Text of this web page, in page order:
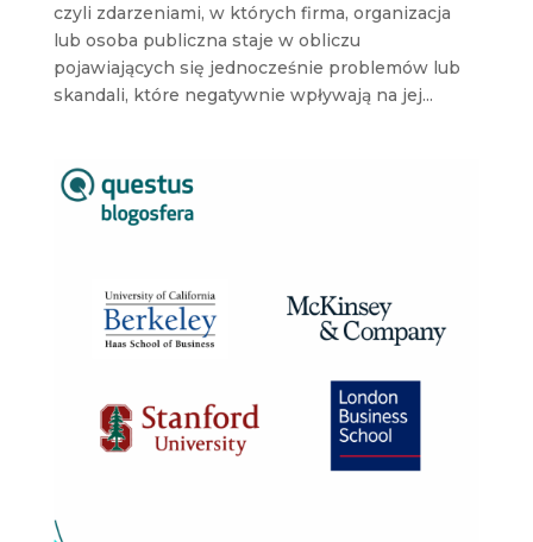
czyli zdarzeniami, w których firma, organizacja
lub osoba publiczna staje w obliczu
pojawiających się jednocześnie problemów lub
skandali, które negatywnie wpływają na jej...